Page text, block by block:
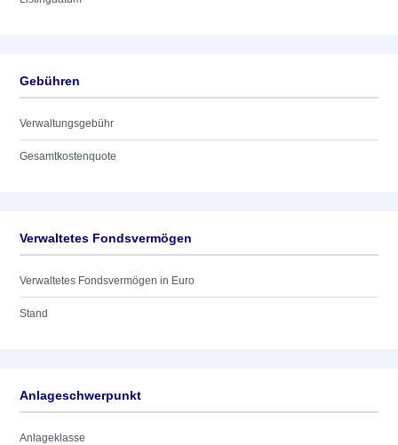
Gebühren
Verwaltungsgebühr
Gesamtkostenquote
Verwaltetes Fondsvermögen
Verwaltetes Fondsvermögen in Euro
Stand
Anlageschwerpunkt
Anlageklasse